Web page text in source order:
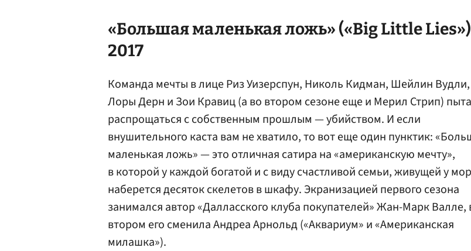
«Большая маленькая ложь» («Big Little Lies»)
2017
Команда мечты в лице Риз Уизерспун, Николь Кидман, Шейлин Вудли,
Лоры Дерн и Зои Кравиц (а во втором сезоне еще и Мерил Стрип)
распрощаться с собственным прошлым — убийством. И если
внушительного каста вам не хватило, то вот еще один пунктик:
маленькая ложь» — это отличная сатира на «американскую мечту»,
в которой у каждой богатой и с виду счастливой семьи, живущей у
наберется десяток скелетов в шкафу. Экранизацией первого сезона
занимался автор «Далласского клуба покупателей» Жан-Марк Валле,
втором его сменила Андреа Арнольд («Аквариум» и «Американская
милашка»).